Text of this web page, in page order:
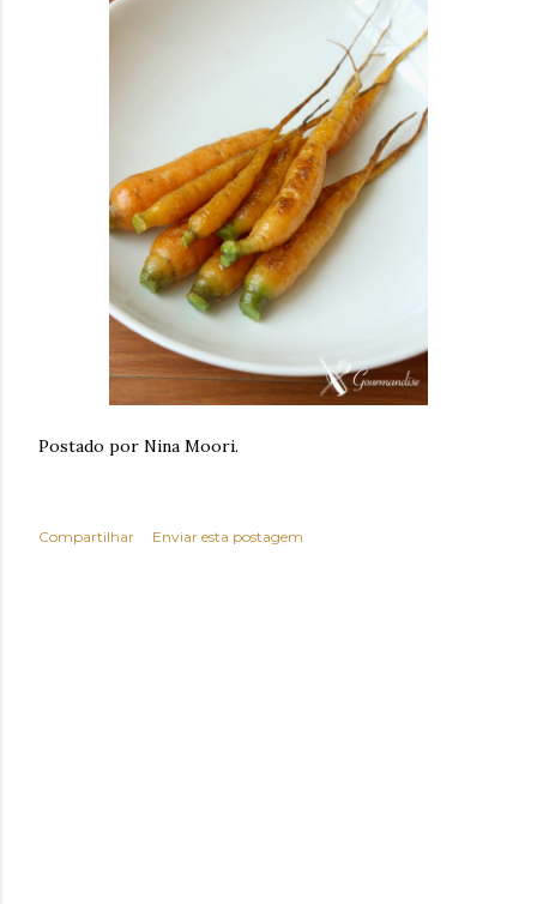
Postado por Nina Moori.
Compartilhar Enviar esta postagem